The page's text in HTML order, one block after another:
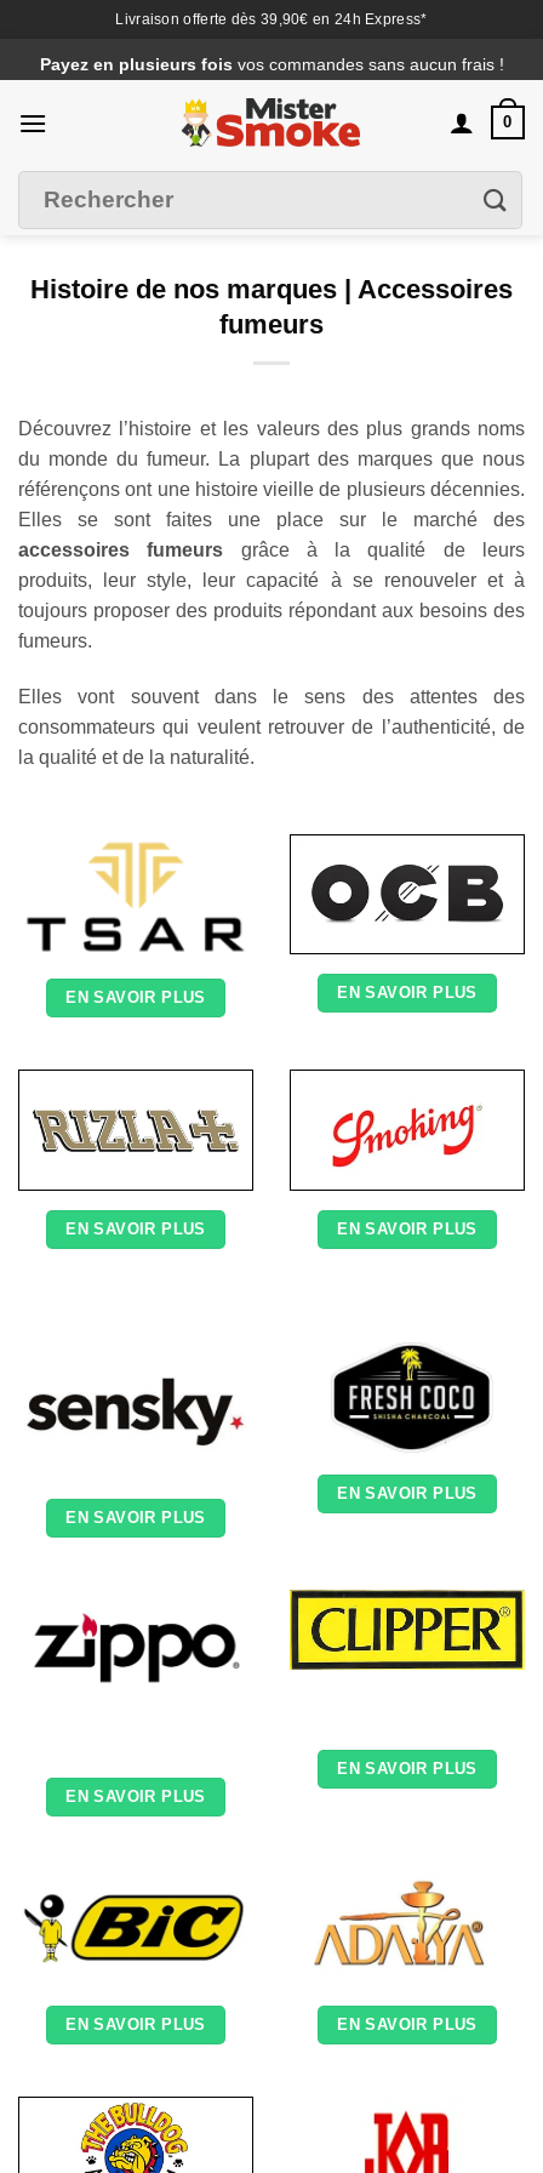
Livraison offerte dès 39,90€ en 24h Express*
au
contenu
Payez en plusieurs fois vos commandes sans aucun frais !
0
pour :
Histoire de nos marques | Accessoires
fumeurs
Découvrez l’histoire et les valeurs des plus grands noms
du monde du fumeur. La plupart des marques que nous
référençons ont une histoire vieille de plusieurs décennies.
Elles se sont faites une place sur le marché des
accessoires fumeurs grâce à la qualité de leurs
produits, leur style, leur capacité à se renouveler et à
toujours proposer des produits répondant aux besoins des
fumeurs.
Elles vont souvent dans le sens des attentes des
consommateurs qui veulent retrouver de l’authenticité, de
la qualité et de la naturalité.
EN SAVOIR PLUS EN SAVOIR PLUS
EN SAVOIR PLUS EN SAVOIR PLUS
EN SAVOIR PLUS
EN SAVOIR PLUS
EN SAVOIR PLUS
EN SAVOIR PLUS
EN SAVOIR PLUS EN SAVOIR PLUS